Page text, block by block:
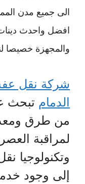
الى جميع مدن
افضل واحدث
والمجهزة خصيصا
شركة نقل
الدمام تبحث
من طرق
لمراقبة
وتكنولوجيا
إلى وجود